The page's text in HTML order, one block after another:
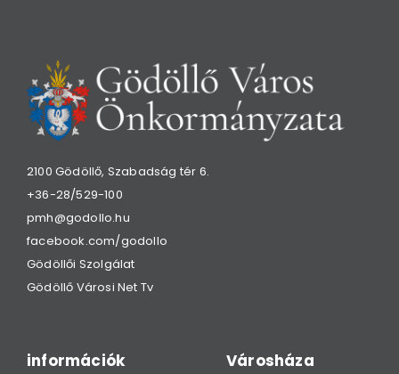
2100 Gödöllő, Szabadság tér 6.
+36-28/529-100
pmh@godollo.hu
facebook.com/godollo
Gödöllői Szolgálat
Gödöllő Városi Net Tv
információk Városháza